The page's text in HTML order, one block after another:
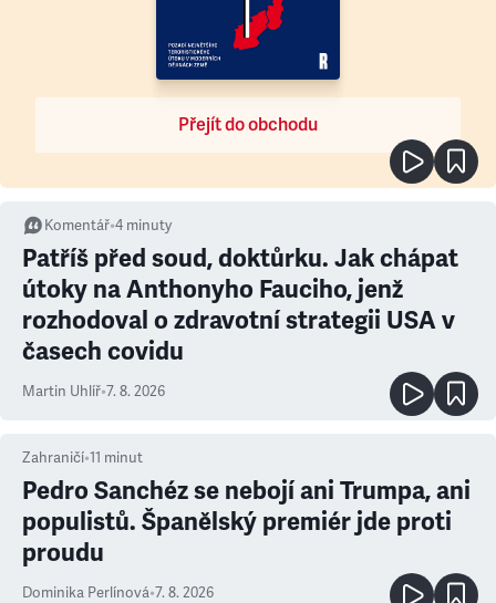
Přejít do obchodu
Komentář•4 minuty
Patříš před soud, doktůrku. Jak chápat
útoky na Anthonyho Fauciho, jenž
rozhodoval o zdravotní strategii USA v
časech covidu
Martin Uhlíř•7. 8. 2026
Zahraničí•11 minut
Pedro Sanchéz se nebojí ani Trumpa, ani
populistů. Španělský premiér jde proti
proudu
Dominika Perlínová•7. 8. 2026